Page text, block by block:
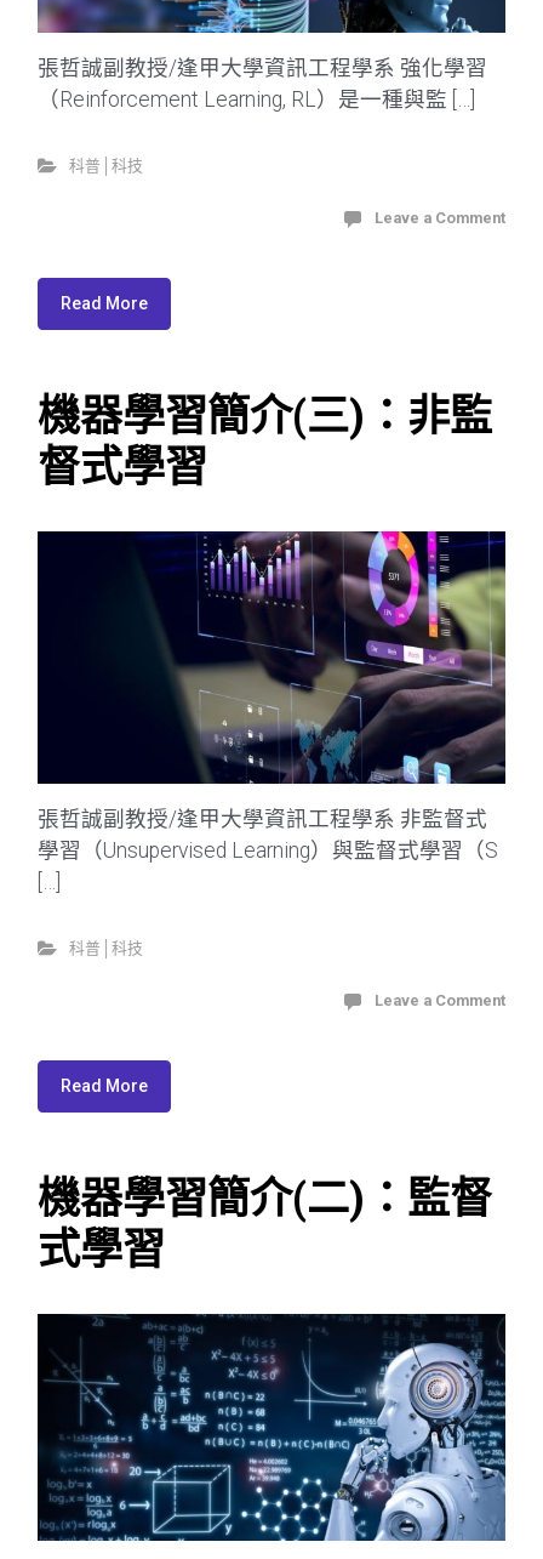
張哲誠副教授/逢甲大學資訊工程學系 強化學習
（Reinforcement Learning, RL）是一種與監 […]
科普│科技
Leave a Comment
Read More
機器學習簡介(三)：非監
督式學習
張哲誠副教授/逢甲大學資訊工程學系 非監督式
學習（Unsupervised Learning）與監督式學習（S
科普│科技
Leave a Comment
Read More
機器學習簡介(二)：監督
式學習